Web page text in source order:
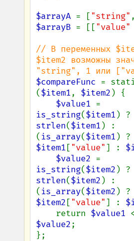
$arrayA = ["string"
$arrayB = [["value"
// В переменных
$item2 возможны
$compareFunc =
($item1, $item2 ) {
$value1
is_string($item1
strlen($item1 ) :
( is_array($item1
$item1 ["value"] :
$value2
is_string($item2
strlen($item2 ) :
( is_array($item2
$item2 ["value"] :
    return
$value1
$value2;
};